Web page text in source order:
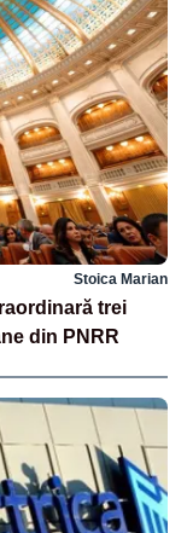
Stoica Marian
trei
din PNRR